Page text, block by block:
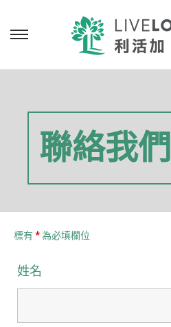
聯絡我們
標有*為必填欄位
姓名